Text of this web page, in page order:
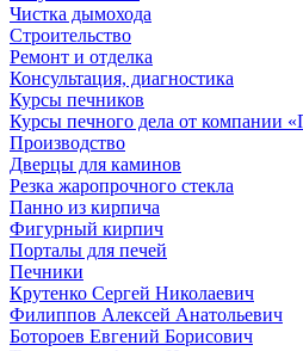
Чистка дымохода
Строительство
Ремонт и отделка
Консультация, диагностика
Курсы печников
Курсы печного дела от компании
Производство
Дверцы для каминов
Резка жаропрочного стекла
Панно из кирпича
Фигурный кирпич
Порталы для печей
Печники
Крутенко Сергей Николаевич
Филиппов Алексей Анатольевич
Ботороев Евгений Борисович